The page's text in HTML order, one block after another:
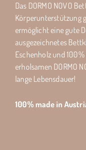
Das DORMO NOVO
Körperunterstützung
ermöglicht eine gute
ausgezeichnetes
Eschenholz und
erholsamen DORMO
lange Lebensdauer!
100% made in